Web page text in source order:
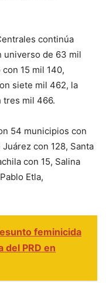
continúa
universo de 63 mil
15 mil 140,
siete mil 462, la
tres mil 466.
54 municipios con
con 128, Santa
con 15, Salina
Etla,
feminicida
del PRD en